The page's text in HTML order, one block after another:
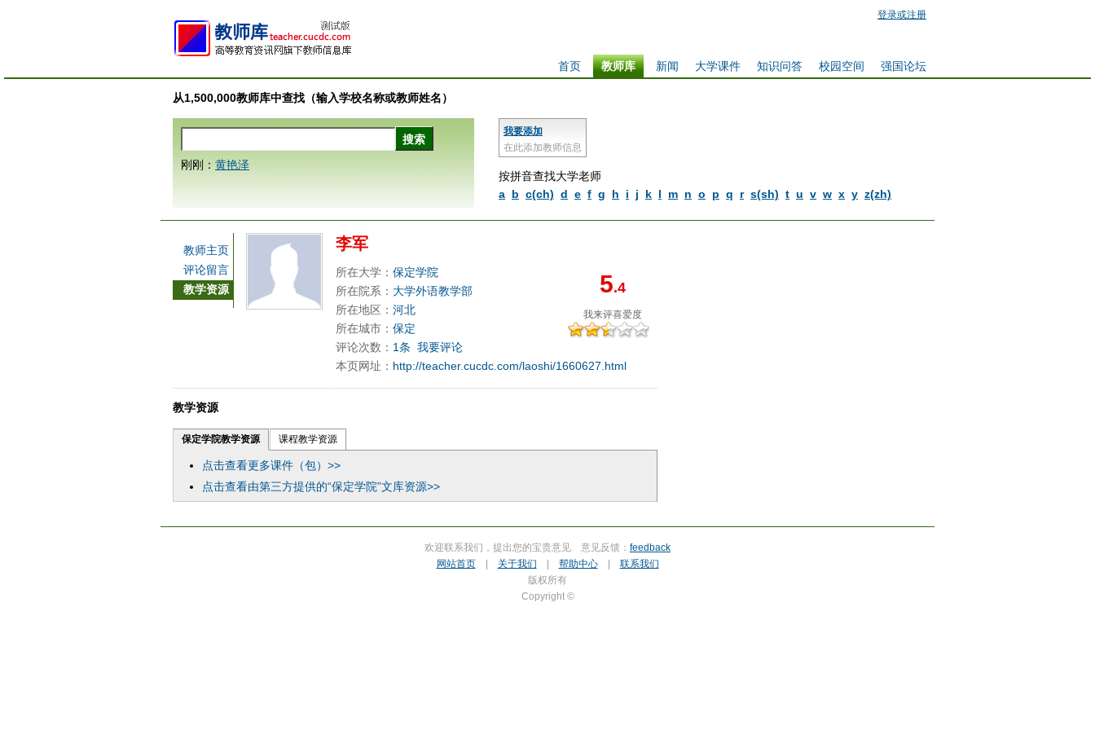
登录或注册
强国论坛
校园空间
知识问答
大学课件
新闻
教师库
首页
从1,500,000教师库中查找（输入学校名称或教师姓名）
我要添加
在此添加教师信息
按拼音查找大学老师
a b c(ch) d e f g h i j k l m n o p q r s(sh) t u v w x y z(zh)
刚刚： 黄艳泽
教师主页
评论留言
教学资源
李军
5.4
我来评喜爱度
所在大学： 保定学院
所在院系： 大学外语教学部
所在地区： 河北
所在城市： 保定
评论次数： 1条 我要评论
本页网址： http://teacher.cucdc.com/laoshi/1660627.html
教学资源
保定学院教学资源 课程教学资源
点击查看更多课件（包）>>
点击查看由第三方提供的“保定学院”文库资源>>
欢迎联系我们，提出您的宝贵意见 意见反馈： feedback
网站首页| 关于我们 帮助中心| 联系我们
版权所有
Copyright ©